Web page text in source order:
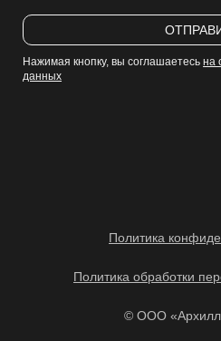
Нажимая кнопку, вы соглашаетесьна
данных
Политика
Политика обработки
© ООО